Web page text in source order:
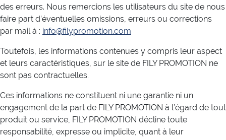
des erreurs. Nous remercions les utilisateurs du site de nous
faire part d’éventuelles omissions, erreurs ou corrections
par mail à : info@filypromotion.com
Toutefois, les informations contenues y compris leur aspect
et leurs caractéristiques, sur le site de FILY PROMOTION ne
sont pas contractuelles.
Ces informations ne constituent ni une garantie ni un
engagement de la part de FILY PROMOTION à l’égard de tout
produit ou service, FILY PROMOTION décline toute
responsabilité, expresse ou implicite, quant à leur